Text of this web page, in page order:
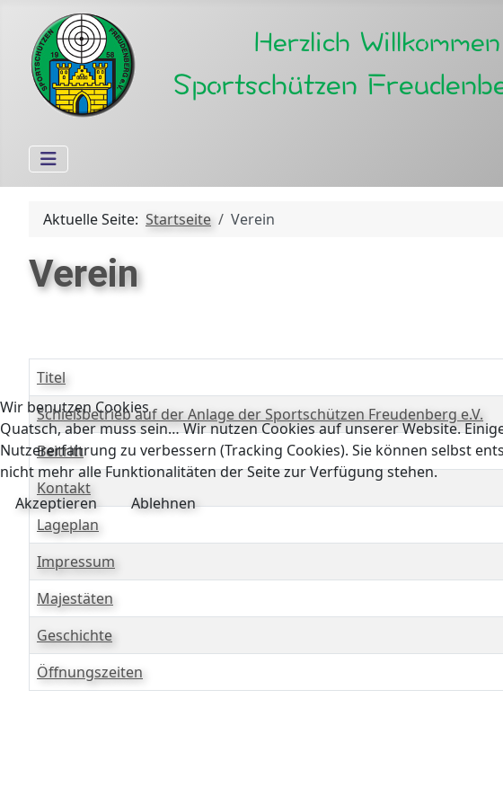
Aktuelle Seite: Startseite Verein
Verein
Titel
Schießbetrieb auf der Anlage der Sportschützen Freudenberg e.V.
Beitritt
Kontakt
Lageplan
Impressum
Majestäten
Geschichte
Öffnungszeiten
Wir benutzen Cookies
Quatsch, aber muss sein… Wir nutzen Cookies auf unserer Website.
Nutzererfahrung zu verbessern (Tracking Cookies). Sie können selbst
nicht mehr alle Funktionalitäten der Seite zur Verfügung stehen.
Akzeptieren
Ablehnen